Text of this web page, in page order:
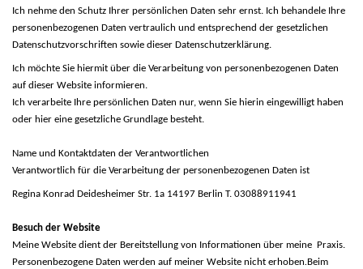
Ich nehme den Schutz Ihrer persönlichen Daten sehr ernst. Ich behandele Ihre
personenbezogenen Daten vertraulich und entsprechend der gesetzlichen
Datenschutzvorschriften sowie dieser Datenschutzerklärung.
Ich möchte Sie hiermit über die Verarbeitung von personenbezogenen Daten
auf dieser Website informieren.
Ich verarbeite Ihre persönlichen Daten nur, wenn Sie hierin eingewilligt haben
oder hier eine gesetzliche Grundlage besteht.
Name und Kontaktdaten der Verantwortlichen
Verantwortlich für die Verarbeitung der personenbezogenen Daten ist
Regina Konrad Deidesheimer Str. 1a 14197 Berlin T. 03088911941
Besuch der Website
Meine Website dient der Bereitstellung von Informationen über meine Praxis.
Personenbezogene Daten werden auf meiner Website nicht erhoben. Beim